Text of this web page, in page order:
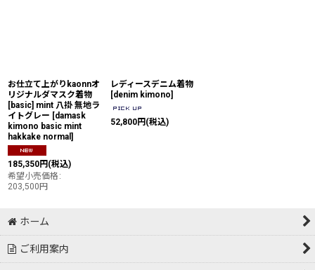
お仕立て上がりkaonnオ
リジナルダマスク着物
[basic] mint 八掛 無地ラ
イトグレー [damask
kimono basic mint
hakkake normal ]
185,350円 (税込)
希望小売価格 :
203,500円
レディースデニム着物
[denim kimono]
52,800円 (税込)
ホーム
ご利用案内